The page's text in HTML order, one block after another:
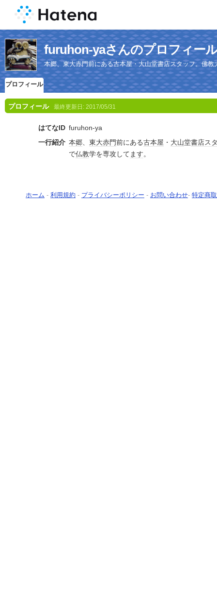
furuhon-yaさんのプロフィー
本郷、東大赤門前にある古本屋・大山堂書店スタッフ。佛
プロフィール
プロフィール 最終更新日: 2017/05/31
はてなID furuhon-ya
一行紹介 本郷、 東大赤門前にある古本屋 ・ 大山堂書店ス
で仏教学を専攻してます。
ホーム - 利用規約 - プライバシーポリシー - お問い合わせ- 特定商